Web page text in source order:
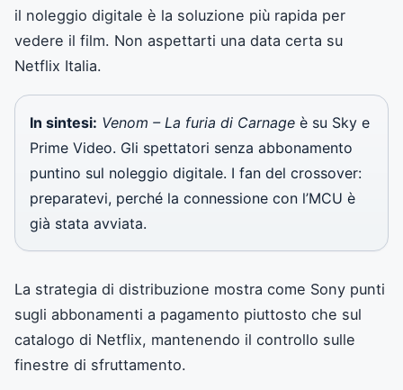
il noleggio digitale è la soluzione più rapida per
vedere il film. Non aspettarti una data certa su
Netflix Italia.
In sintesi: Venom – La furia di Carnage è su Sky e
Prime Video. Gli spettatori senza abbonamento
puntino sul noleggio digitale. I fan del crossover:
preparatevi, perché la connessione con l’MCU è
già stata avviata.
La strategia di distribuzione mostra come Sony punti
sugli abbonamenti a pagamento piuttosto che sul
catalogo di Netflix, mantenendo il controllo sulle
finestre di sfruttamento.